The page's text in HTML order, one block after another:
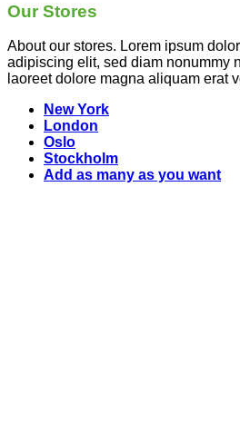
Our Stores
About our stores. Lorem ipsum
adipiscing elit, sed diam nonummy
laoreet dolore magna aliquam erat
New York
London
Oslo
Stockholm
Add as many as you want